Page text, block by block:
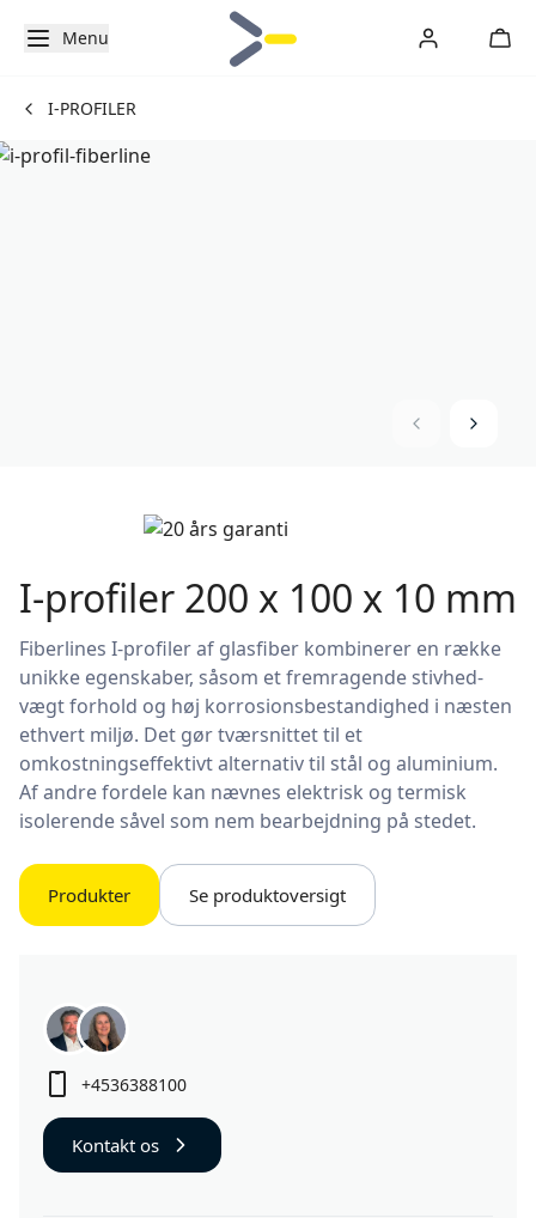
Menu
I-PROFILER
I-profiler 200 x 100 x 10 mm
Fiberlines I-profiler af glasfiber kombinerer en række
unikke egenskaber, såsom et fremragende stivhed-
vægt forhold og høj korrosionsbestandighed i næsten
ethvert miljø. Det gør tværsnittet til et
omkostningseffektivt alternativ til stål og aluminium.
Af andre fordele kan nævnes elektrisk og termisk
isolerende såvel som nem bearbejdning på stedet.
Produkter Se produktoversigt
+4536388100
Kontakt os